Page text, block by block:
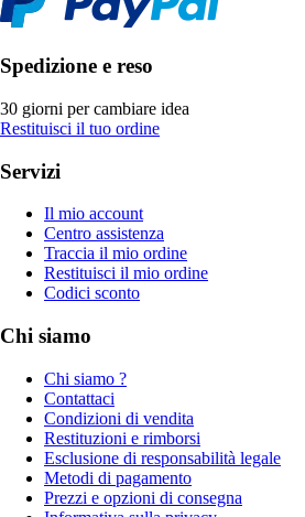
Spedizione e reso
30 giorni per cambiare idea
Restituisci il tuo ordine
Servizi
Il mio account
Centro assistenza
Traccia il mio ordine
Restituisci il mio ordine
Codici sconto
Chi siamo
Chi siamo ?
Contattaci
Condizioni di vendita
Restituzioni e rimborsi
Esclusione di responsabilità legale
Metodi di pagamento
Prezzi e opzioni di consegna